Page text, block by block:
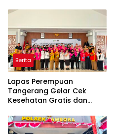
Hukum yang Berjalan
Berita
Lapas Perempuan
Tangerang Gelar Cek
Kesehatan Gratis dan
DNA bagi Petugas dan
Warga Binaan